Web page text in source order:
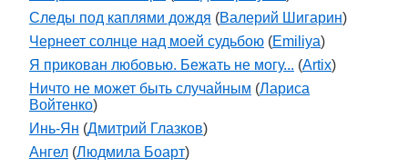
Следы под каплями дождя (Валерий Шигарин)
Чернеет солнце над моей судьбою (Emiliya)
Я прикован любовью. Бежать не могу... (Artix)
Ничто не может быть случайным (Лариса
Войтенко)
Инь-Ян (Дмитрий Глазков)
Ангел (Людмила Боарт)